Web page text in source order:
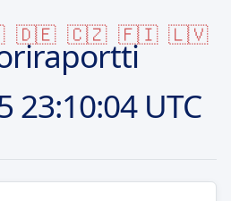
🇩🇪 🇨🇿 🇫🇮 🇱🇻
23:10:04 UTC